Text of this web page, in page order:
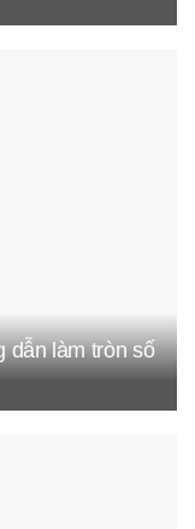
dẫn làm tròn số